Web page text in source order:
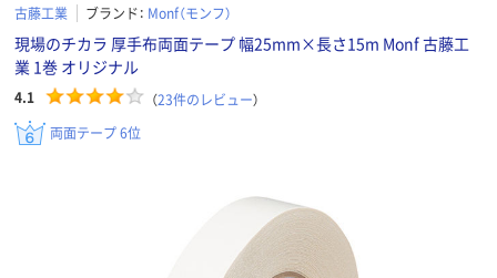
古藤工業 ブランド： Monf（モンフ）
現場のチカラ 厚手布両面テープ 幅25mm×長さ15m Monf 古藤工
業 1巻 オリジナル
4.1 （23件のレビュー）
両面テープ 6位